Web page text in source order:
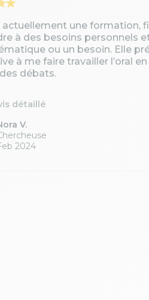
actuellement une formation,
à des besoins personnels
ou un besoin. Elle
à me faire travailler l’oral
débats.
détaillé
V.
2024